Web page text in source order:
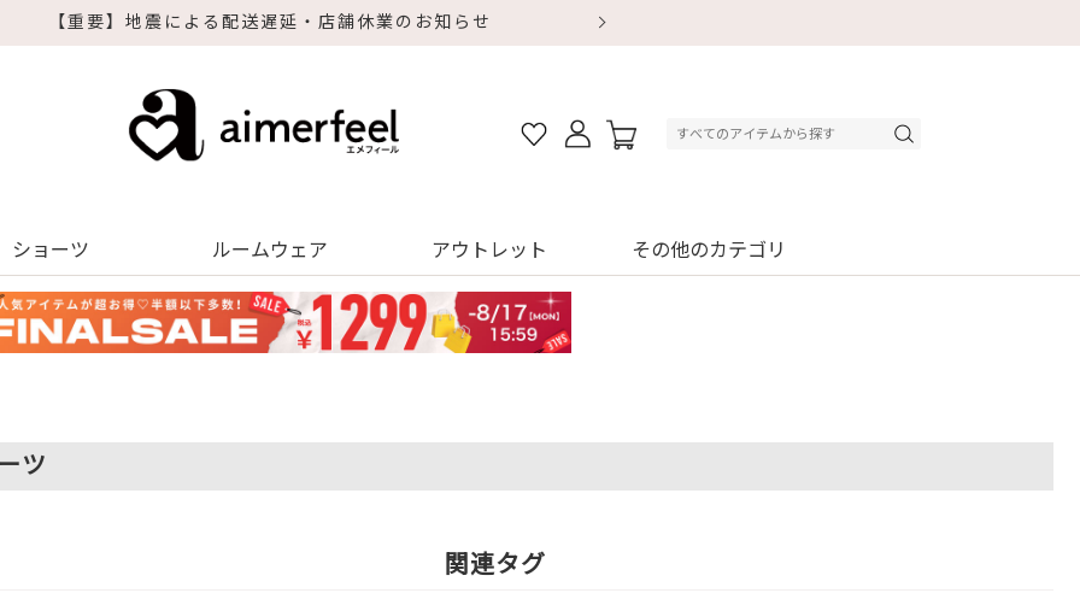
【重要】地震による配送遅延・店舗休業のお知らせ
ショーツ ルームウェア アウトレット その他のカテゴリ
ツ
関連タグ